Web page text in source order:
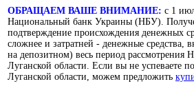
ОБРАЩАЕМ ВАШЕ ВНИМАНИЕ: с 1
Национальный банк Украины (НБУ).
подтверждение происхождения денежных
сложнее и затратней - денежные средства,
на депозитном) весь период
Луганской области. Если вы не успеваете
Луганской области, можем предложить